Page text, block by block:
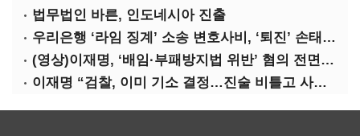
법무법인 바른, 인도네시아 진출
우리은행 ‘라임 징계’ 소송 변호사비, ‘퇴진’ 손태승 회장 개인이 납부하나
(영상)이재명, ‘배임·부패방지법 위반’ 혐의 전면 반박(종합)
이재명 “검찰, 이미 기소 결정…진술 비틀고 사건 조작에 악용”